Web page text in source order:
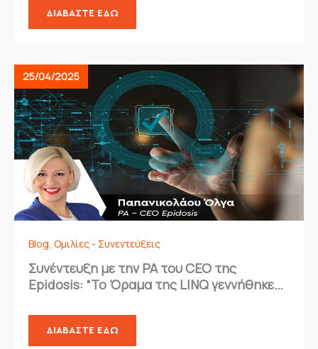
ΔΙΑΒΆΣΤΕ ΕΔΏ
25/04/2025
Blog Ομιλίες - Συνεντεύξεις
Συνέντευξη με την PA του CEO της
Epidosis: “Το Όραμα της LINQ γεννήθηκε
ΔΙΑΒΆΣΤΕ ΕΔΏ